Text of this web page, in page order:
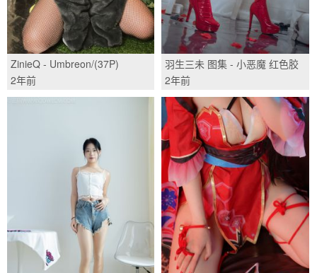
ZinieQ - Umbreon/(37P)
2年前
羽生三未 图集 - 小恶魔 红色胶
衣/(65P)
2年前